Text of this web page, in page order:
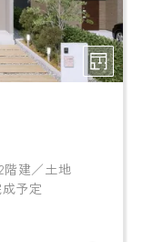
建／土地
予定